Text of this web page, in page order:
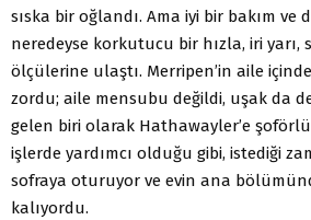
sıska bir oğlandı. Ama iyi bir bakım ve
neredeyse korkutucu bir hızla, iri yarı,
ölçülerine ulaştı. Merripen’in aile
zordu; aile mensubu değildi, uşak da
gelen biri olarak Hathawayler’e
işlerde yardımcı olduğu gibi, istediği
sofraya oturuyor ve evin ana
kalıyordu.